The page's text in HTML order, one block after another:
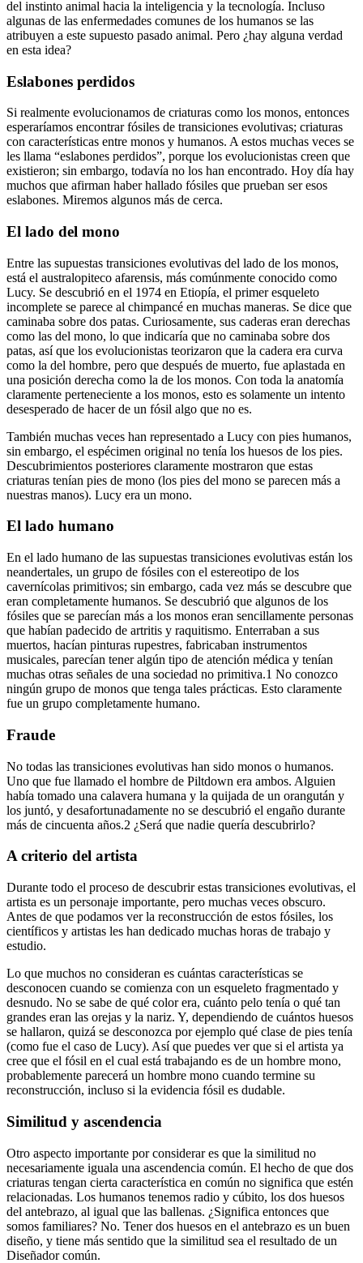
del instinto animal hacia la inteligencia y la tecnología. Incluso
algunas de las enfermedades comunes de los humanos se las
atribuyen a este supuesto pasado animal. Pero ¿hay alguna verdad
en esta idea?
Eslabones perdidos
Si realmente evolucionamos de criaturas como los monos, entonces
esperaríamos encontrar fósiles de transiciones evolutivas; criaturas
con características entre monos y humanos. A estos muchas veces se
les llama “eslabones perdidos”, porque los evolucionistas creen que
existieron; sin embargo, todavía no los han encontrado. Hoy día hay
muchos que afirman haber hallado fósiles que prueban ser esos
eslabones. Miremos algunos más de cerca.
El lado del mono
Entre las supuestas transiciones evolutivas del lado de los monos,
está el australopiteco afarensis, más comúnmente conocido como
Lucy. Se descubrió en el 1974 en Etiopía, el primer esqueleto
incomplete se parece al chimpancé en muchas maneras. Se dice que
caminaba sobre dos patas. Curiosamente, sus caderas eran derechas
como las del mono, lo que indicaría que no caminaba sobre dos
patas, así que los evolucionistas teorizaron que la cadera era curva
como la del hombre, pero que después de muerto, fue aplastada en
una posición derecha como la de los monos. Con toda la anatomía
claramente perteneciente a los monos, esto es solamente un intento
desesperado de hacer de un fósil algo que no es.
También muchas veces han representado a Lucy con pies humanos,
sin embargo, el espécimen original no tenía los huesos de los pies.
Descubrimientos posteriores claramente mostraron que estas
criaturas tenían pies de mono (los pies del mono se parecen más a
nuestras manos). Lucy era un mono.
El lado humano
En el lado humano de las supuestas transiciones evolutivas están los
neandertales, un grupo de fósiles con el estereotipo de los
cavernícolas primitivos; sin embargo, cada vez más se descubre que
eran completamente humanos. Se descubrió que algunos de los
fósiles que se parecían más a los monos eran sencillamente personas
que habían padecido de artritis y raquitismo. Enterraban a sus
muertos, hacían pinturas rupestres, fabricaban instrumentos
musicales, parecían tener algún tipo de atención médica y tenían
muchas otras señales de una sociedad no primitiva.1 No conozco
ningún grupo de monos que tenga tales prácticas. Esto claramente
fue un grupo completamente humano.
Fraude
No todas las transiciones evolutivas han sido monos o humanos.
Uno que fue llamado el hombre de Piltdown era ambos. Alguien
había tomado una calavera humana y la quijada de un orangután y
los juntó, y desafortunadamente no se descubrió el engaño durante
más de cincuenta años.2 ¿Será que nadie quería descubrirlo?
A criterio del artista
Durante todo el proceso de descubrir estas transiciones evolutivas, el
artista es un personaje importante, pero muchas veces obscuro.
Antes de que podamos ver la reconstrucción de estos fósiles, los
científicos y artistas les han dedicado muchas horas de trabajo y
estudio.
Lo que muchos no consideran es cuántas características se
desconocen cuando se comienza con un esqueleto fragmentado y
desnudo. No se sabe de qué color era, cuánto pelo tenía o qué tan
grandes eran las orejas y la nariz. Y, dependiendo de cuántos huesos
se hallaron, quizá se desconozca por ejemplo qué clase de pies tenía
(como fue el caso de Lucy). Así que puedes ver que si el artista ya
cree que el fósil en el cual está trabajando es de un hombre mono,
probablemente parecerá un hombre mono cuando termine su
reconstrucción, incluso si la evidencia fósil es dudable.
Similitud y ascendencia
Otro aspecto importante por considerar es que la similitud no
necesariamente iguala una ascendencia común. El hecho de que dos
criaturas tengan cierta característica en común no significa que estén
relacionadas. Los humanos tenemos radio y cúbito, los dos huesos
del antebrazo, al igual que las ballenas. ¿Significa entonces que
somos familiares? No. Tener dos huesos en el antebrazo es un buen
diseño, y tiene más sentido que la similitud sea el resultado de un
Diseñador común.